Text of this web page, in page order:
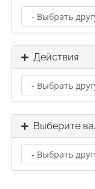
Действия
Выберите